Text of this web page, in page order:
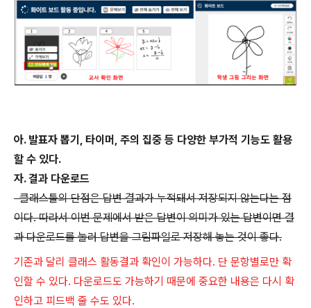
아. 발표자 뽑기, 타이머, 주의 집중 등 다양한 부가적 기능도 활용
할 수 있다.
자. 결과 다운로드
클래스툴의 단점은 답변 결과가 누적돼서 저장되지 않는다는 점
이다. 따라서 이번 문제에서 받은 답변이 의미가 있는 답변이면 결
과 다운로드를 눌러 답변을 그림파일로 저장해 놓는 것이 좋다.
기존과 달리 클래스 활동결과 확인이 가능하다. 단 문항별로만 확
인할 수 있다. 다운로드도 가능하기 때문에 중요한 내용은 다시 확
인하고 피드백 줄 수도 있다.